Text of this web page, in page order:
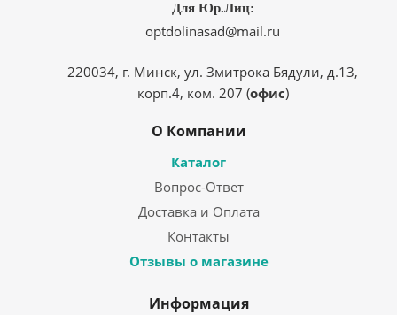
Для Юр.Лиц:
optdolinasad@mail.ru
220034, г. Минск, ул. Змитрока Бядули, д.13,
корп.4, ком. 207 (офис)
О Компании
Каталог
Вопрос-Ответ
Доставка и Оплата
Контакты
Отзывы о магазине
Информация